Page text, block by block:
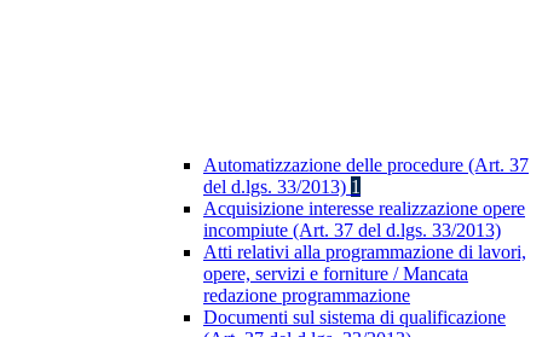
Automatizzazione delle procedure (Art. 37
del d.lgs. 33/2013) 1
Acquisizione interesse realizzazione opere
incompiute (Art. 37 del d.lgs. 33/2013)
Atti relativi alla programmazione di lavori,
opere, servizi e forniture / Mancata
redazione programmazione
Documenti sul sistema di qualificazione